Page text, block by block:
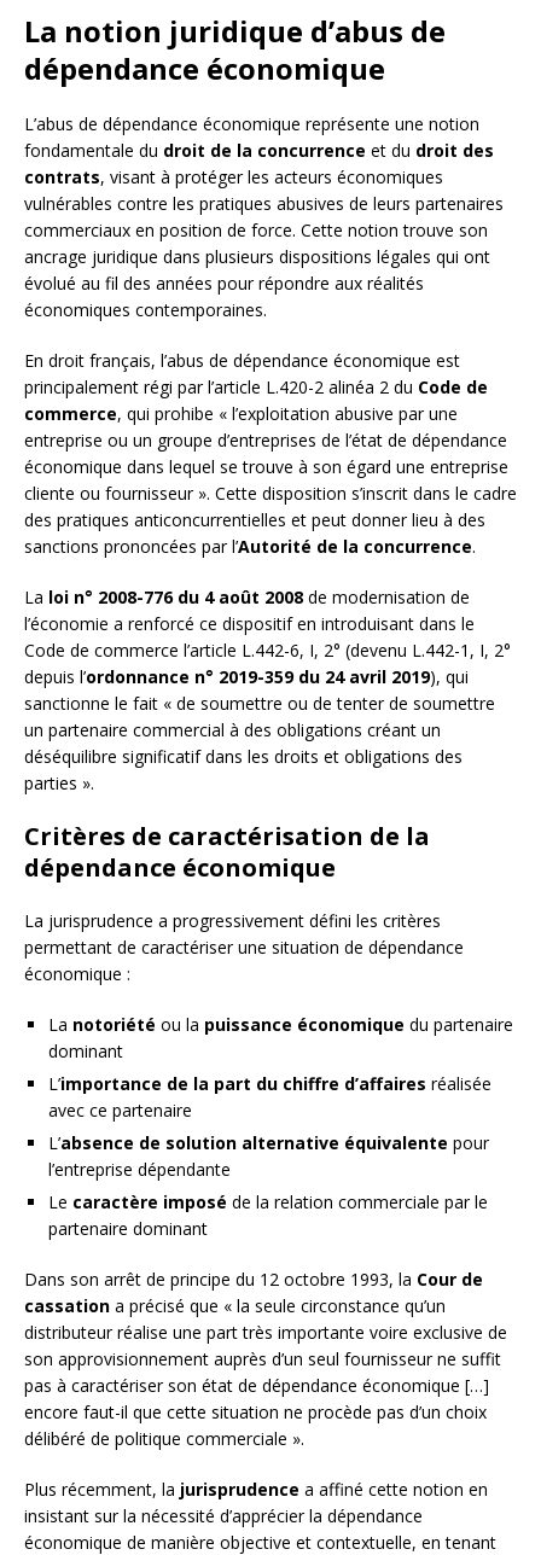
La notion juridique d’abus de
dépendance économique
L’abus de dépendance économique représente une notion
fondamentale du droit de la concurrence et du droit des
contrats, visant à protéger les acteurs économiques
vulnérables contre les pratiques abusives de leurs partenaires
commerciaux en position de force. Cette notion trouve son
ancrage juridique dans plusieurs dispositions légales qui ont
évolué au fil des années pour répondre aux réalités
économiques contemporaines.
En droit français, l’abus de dépendance économique est
principalement régi par l’article L.420-2 alinéa 2 du Code de
commerce, qui prohibe « l’exploitation abusive par une
entreprise ou un groupe d’entreprises de l’état de dépendance
économique dans lequel se trouve à son égard une entreprise
cliente ou fournisseur ». Cette disposition s’inscrit dans le cadre
des pratiques anticoncurrentielles et peut donner lieu à des
sanctions prononcées par l’Autorité de la concurrence.
La loi n° 2008-776 du 4 août 2008 de modernisation de
l’économie a renforcé ce dispositif en introduisant dans le
Code de commerce l’article L.442-6, I, 2° (devenu L.442-1, I, 2°
depuis l’ordonnance n° 2019-359 du 24 avril 2019), qui
sanctionne le fait « de soumettre ou de tenter de soumettre
un partenaire commercial à des obligations créant un
déséquilibre significatif dans les droits et obligations des
parties ».
Critères de caractérisation de la
dépendance économique
La jurisprudence a progressivement défini les critères
permettant de caractériser une situation de dépendance
économique :
La notoriété ou la puissance économique du partenaire
dominant
L’importance de la part du chiffre d’affaires réalisée
avec ce partenaire
L’absence de solution alternative équivalente pour
l’entreprise dépendante
Le caractère imposé de la relation commerciale par le
partenaire dominant
Dans son arrêt de principe du 12 octobre 1993, la Cour de
cassation a précisé que « la seule circonstance qu’un
distributeur réalise une part très importante voire exclusive de
son approvisionnement auprès d’un seul fournisseur ne suffit
pas à caractériser son état de dépendance économique […]
encore faut-il que cette situation ne procède pas d’un choix
délibéré de politique commerciale ».
Plus récemment, la jurisprudence a affiné cette notion en
insistant sur la nécessité d’apprécier la dépendance
économique de manière objective et contextuelle, en tenant